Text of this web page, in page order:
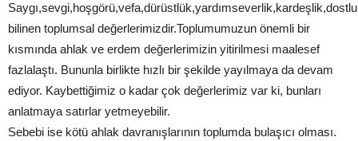
bilinen toplumsal değerlerimizdir.Toplumumuzun önemli bir
kısmında ahlak ve erdem değerlerimizin yitirilmesi maalesef
fazlalaştı. Bununla birlikte hızlı bir şekilde yayılmaya da devam
ediyor. Kaybettiğimiz o kadar çok değerlerimiz var ki, bunları
anlatmaya satırlar yetmeyebilir.
Sebebi ise kötü ahlak davranışlarının toplumda bulaşıcı olması.